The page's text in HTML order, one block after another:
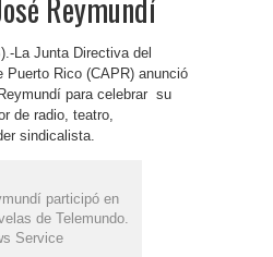
Reymundí
La Junta Directiva del
Puerto Rico (CAPR) anunció
para celebrar su
de radio, teatro,
sindicalista.
participó en
de Telemundo.
Service